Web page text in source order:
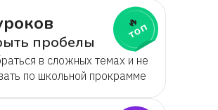
пробелы
в сложных темах и не
по школьной прокрамме
🔥
топ